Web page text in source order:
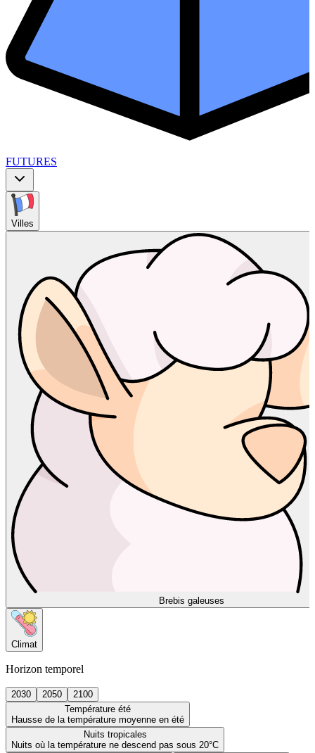
FUTURES
Villes
Brebis galeuses
Climat
Horizon temporel
2030 2050
2100
Température été
Hausse de la température moyenne en été
Nuits tropicales
Nuits où la température ne descend pas sous 20°C